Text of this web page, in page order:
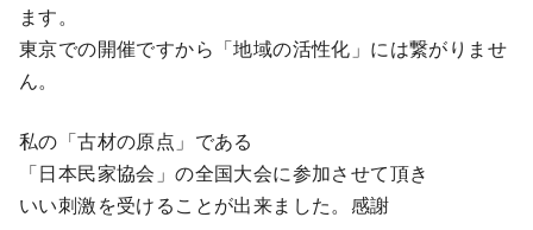
ます。
東京での開催ですから「地域の活性化」には繋がりませ
ん。
私の「古材の原点」である
「日本民家協会」の全国大会に参加させて頂き
いい刺激を受けることが出来ました。感謝